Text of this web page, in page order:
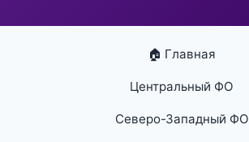
🏠 Главная
Центральный ФО
Северо-Западный ФО